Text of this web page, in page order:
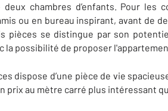
chambres d’enfants. Pour les
ou en bureau inspirant, avant de
pièces se distingue par son
possibilité de proposer
dispose d’une pièce de vie
prix au mètre carré plus intéressant